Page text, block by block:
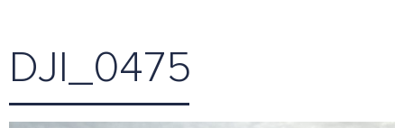
DJI_0475